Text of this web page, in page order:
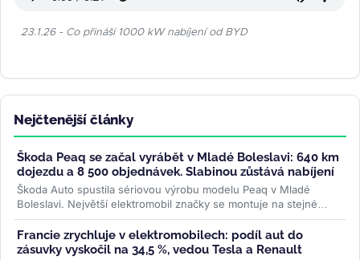
23.1.26 - Co přináší 1000 kW nabíjení od BYD
Nejčtenější články
Škoda Peaq se začal vyrábět v Mladé Boleslavi: 640 km
dojezdu a 8 500 objednávek. Slabinou zůstává nabíjení
Škoda Auto spustila sériovou výrobu modelu Peaq v Mladé
Boleslavi. Největší elektromobil značky se montuje na stejné
lince jako Enyaq a...>>
Francie zrychluje v elektromobilech: podíl aut do
zásuvky vyskočil na 34,5 %, vedou Tesla a Renault